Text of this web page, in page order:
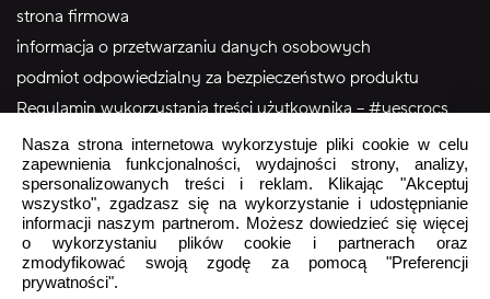
strona firmowa
informacja o przetwarzaniu danych osobowych
podmiot odpowiedzialny za bezpieczeństwo produktu
Regulamin wykorzystania treści użytkownika – #yescrocs
Obsługa Klienta
Pon - Pt9:00 - 16:00
Sob - NdzZamknięte
crocs.sklep@intersocks.pl
Nasza strona internetowa wykorzystuje pliki cookie w celu
zapewnienia funkcjonalności, wydajności strony, analizy,
spersonalizowanych treści i reklam. Klikając "Akceptuj
wszystko", zgadzasz się na wykorzystanie i udostępnianie
informacji naszym partnerom. Możesz dowiedzieć się więcej
o wykorzystaniu plików cookie i partnerach oraz
zmodyfikować swoją zgodę za pomocą "Preferencji
prywatności".